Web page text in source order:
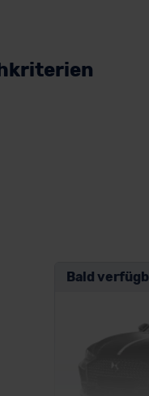
Bald